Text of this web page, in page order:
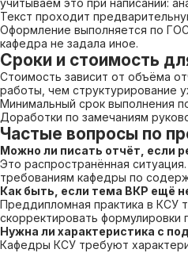
учитываем это при написании:
Текст проходит
Оформление выполняется по
кафедра не задала иное.
Сроки и стоимость
Стоимость зависит от объёма
работы, чем структурирование
Минимальный срок выполнения
Доработки по замечаниям
Частые вопросы по
Можно ли писать отчёт, если
Это распространённая
требованиям кафедры по
Как быть, если тема ВКР ещё
Преддипломная практика в КСУ
скорректировать
Нужна ли характеристика с
Кафедры КСУ требуют